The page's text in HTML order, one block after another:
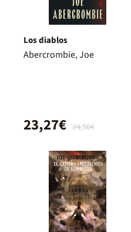
Los diablos
Abercrombie, Joe
24,50€
23,27€